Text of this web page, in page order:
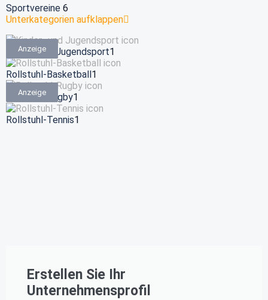
Sportvereine 6
Unterkategorien aufklappen
Kinder- und Jugendsport1
Rollstuhl-Basketball1
Rollstuhl-Rugby1
Rollstuhl-Tennis1
Anzeige
Anzeige
Erstellen Sie Ihr
Unternehmensprofil